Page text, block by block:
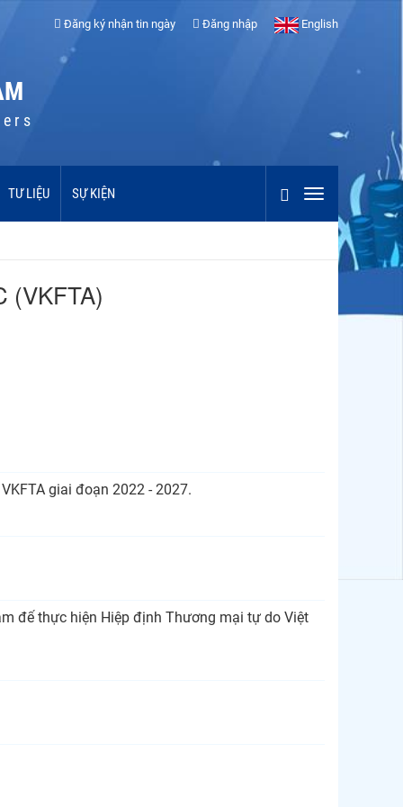
Đăng ký nhận tin ngày Đăng nhập English
TƯ LIỆU SỰ KIỆN
(VKFTA)
giai đoạn 2022 - 2027.
để thực hiện Hiệp định Thương mại tự do Việt